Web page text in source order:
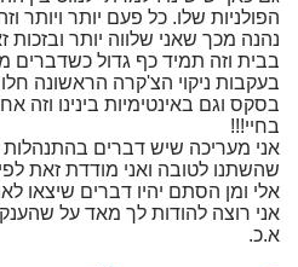
הפולניות שלו. כל פעם יותר ויותר
נהנה מכך שאני שלווה יותר ובזכות
בבית וזה תמיד כף גדול כשדברים
בעקבות ניקוי הצ'קרה הראשונה
בסקס וגם באינטימיות בינינו וזה
בחיי!!!
אני מעריכה שיש דברים בהתנהלות
שהשתנו לטובה ואני מודדת זאת
אלי ומן הסתם יהיו דברים שיצאו
אני רוצה להודות לך מאד על
א.כ.